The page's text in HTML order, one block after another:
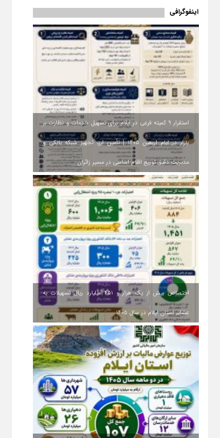
اینفوگرافی
استقرار ۹ کمیته فرعی در ایلام برای تسهیل خدمات و نظارت بر
بازار در ایام اربعین ۱۴۰۵ | تأمین ارز، تجهیز شبکه بانکی و
مدیریت دقیق توزیع اقلام اساسی در مسیر زائران
اختصاص بیش از یک هزار و ۴۵۱ میلیارد ریال تسهیلات به
عشایر استان ایلام در سال ۱۴۰۵